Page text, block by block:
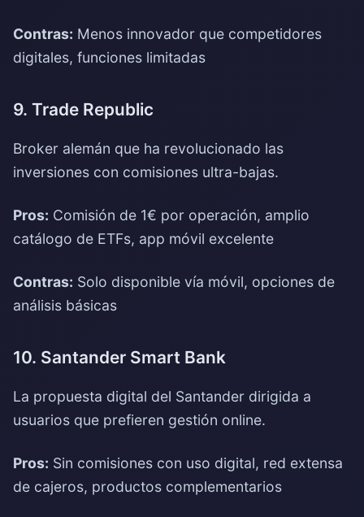
Contras: Menos innovador que competidores
digitales, funciones limitadas
9. Trade Republic
Broker alemán que ha revolucionado las
inversiones con comisiones ultra-bajas.
Pros: Comisión de 1€ por operación, amplio
catálogo de ETFs, app móvil excelente
Contras: Solo disponible vía móvil, opciones de
análisis básicas
10. Santander Smart Bank
La propuesta digital del Santander dirigida a
usuarios que prefieren gestión online.
Pros: Sin comisiones con uso digital, red extensa
de cajeros, productos complementarios